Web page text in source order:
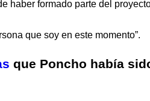
formado parte del
que soy en este momento”.
que Poncho había